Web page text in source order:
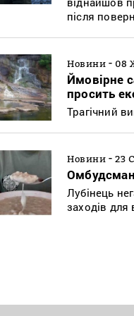
після
Новини - 08
Ймовірне
просить
Трагічний
Новини - 23
Омбудсман
Лубінець
заходів для